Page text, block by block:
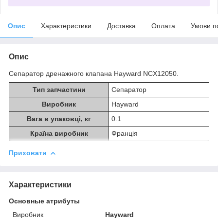
Опис Характеристики Доставка Оплата Умови
Опис
Сепаратор дренажного клапана Hayward NCX12050.
Тип запчастини
Сепаратор
Виробник
Hayward
Вага в упаковці, кг
0.1
Країна виробник
Франція
Приховати
Характеристики
Основные атрибуты
Виробник
Hayward